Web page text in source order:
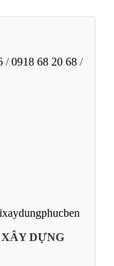
/0918 68 20 68 /
DỰNG